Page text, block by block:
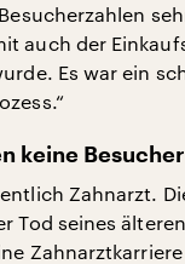
auch der
Es war ein
keine
Zahnarzt.
Tod seines